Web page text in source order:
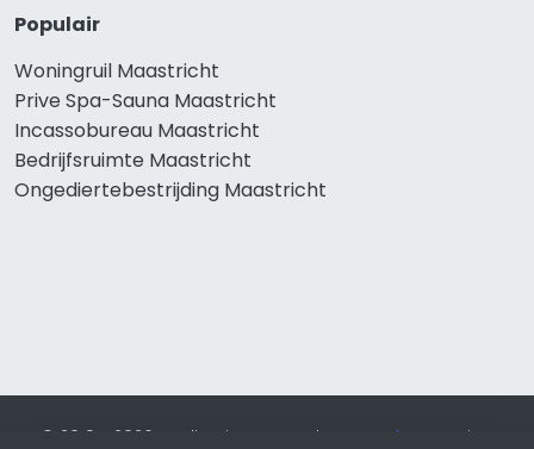
Populair
Woningruil Maastricht
Prive Spa-Sauna Maastricht
Incassobureau Maastricht
Bedrijfsruimte Maastricht
Ongediertebestrijding Maastricht
© 2019 - 2026 Realisatie en SEO door SEO-bureau Lion